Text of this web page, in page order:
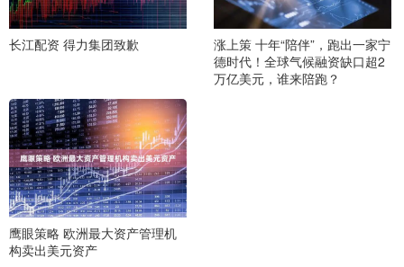
长江配资 得力集团致歉
涨上策 十年“陪伴”，跑出一家宁
德时代！全球气候融资缺口超2
万亿美元，谁来陪跑？
鹰眼策略 欧洲最大资产管理机
构卖出美元资产